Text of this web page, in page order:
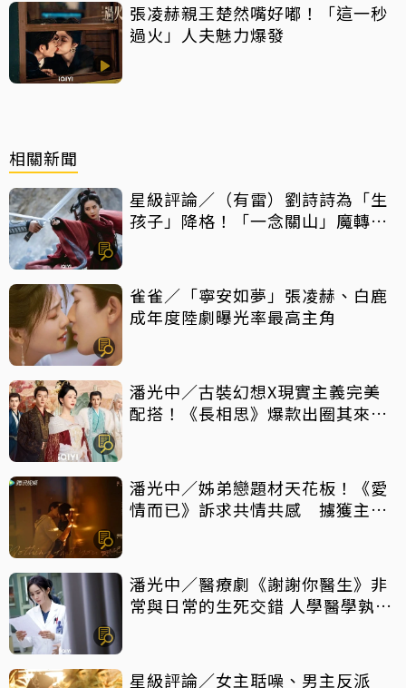
張凌赫親王楚然嘴好嘟！「這一秒
過火」人夫魅力爆發
相關新聞
星級評論／（有雷）劉詩詩為「生
孩子」降格！「一念關山」魔轉成
雀雀／「寧安如夢」張凌赫、白鹿
成年度陸劇曝光率最高主角
潘光中／古裝幻想X現實主義完美
配搭！《長相思》爆款出圈其來有
潘光中／姊弟戀題材天花板！《愛
情而已》訴求共情共感 擄獲主力
潘光中／醫療劇《謝謝你醫生》非
常與日常的生死交錯 人學醫學孰輕
星級評論／女主聒噪、男主反派